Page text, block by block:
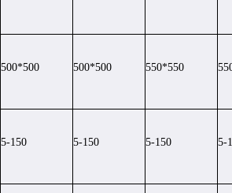
500*500 500*500 550*550
5-150 5-150 5-150 5-